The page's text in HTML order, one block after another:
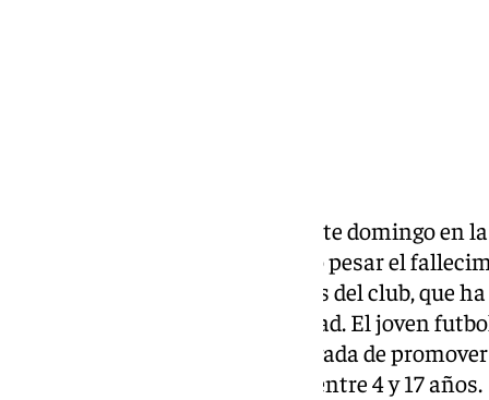
El Málaga CF ha comunicado este domingo en
contra el Oviedo y con profundo pesar el
equipo benjamín de las escuelas del club, que
consecuencia de una enfermedad. El joven
Fundación Club, entidad encargada de
deporte entre niños y niñas de entre 4 y 17 años.